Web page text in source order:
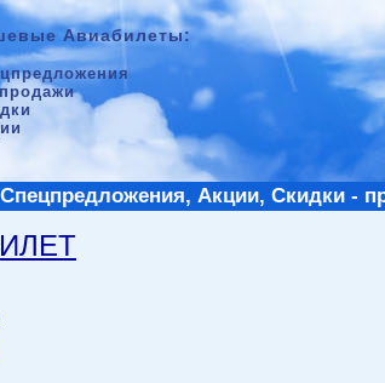
Авиабилеты:
Акции, Скидки -